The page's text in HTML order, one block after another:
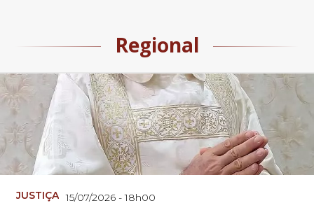
Regional
JUSTIÇA 15/07/2026 - 18h00